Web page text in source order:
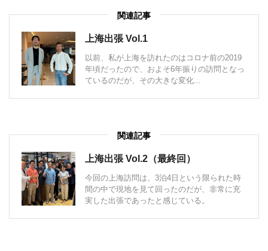
関連記事
上海出張 Vol.1
以前、私が上海を訪れたのはコロナ前の2019
年頃だったので、およそ6年振りの訪問となっ
ているのだが、その大きな変化...
関連記事
上海出張 Vol.2（最終回）
今回の上海訪問は、3泊4日という限られた時
間の中で現地を見て回ったのだが、非常に充
実した出張であったと感じている。